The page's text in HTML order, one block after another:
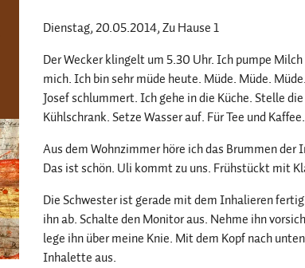
Dienstag, 20.05.2014, Zu Hause 1
Der Wecker klingelt um 5.30 Uhr. Ich pumpe
mich. Ich bin sehr müde heute. Müde. Müde.
Josef schlummert. Ich gehe in die Küche. Stelle
Kühlschrank. Setze Wasser auf. Für Tee und
Aus dem Wohnzimmer höre ich das Brummen
Das ist schön. Uli kommt zu uns. Frühstückt mit
Die Schwester ist gerade mit dem Inhalieren
ihn ab. Schalte den Monitor aus. Nehme ihn
lege ihn über meine Knie. Mit dem Kopf nach
Inhalette aus.